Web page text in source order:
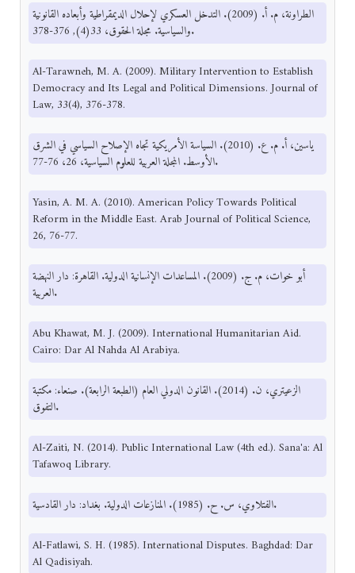
الطراونة، م. أ. (2009). التدخل العسكري لإحلال الديمقراطية وأبعاده القانونية
والسياسية. مجلة الحقوق، 33(4), 376-378.
Al-Tarawneh, M. A. (2009). Military Intervention to Establish
Democracy and Its Legal and Political Dimensions. Journal of
Law, 33(4), 376-378.
ياسين، أ. م. ع. (2010). السياسة الأمريكية تجاه الإصلاح السياسي في الشرق
الأوسط. المجلة العربية للعلوم السياسية، 26، 76-77.
Yasin, A. M. A. (2010). American Policy Towards Political
Reform in the Middle East. Arab Journal of Political Science,
26, 76-77.
أبو خوات، م. ج. (2009). المساعدات الإنسانية الدولية. القاهرة: دار النهضة
العربية.
Abu Khawat, M. J. (2009). International Humanitarian Aid.
Cairo: Dar Al Nahda Al Arabiya.
الزعيتري، ن. (2014). القانون الدولي العام (الطبعة الرابعة). صنعاء: مكتبة
التفوق.
Al-Zaiti, N. (2014). Public International Law (4th ed.). Sana'a: Al
Tafawoq Library.
الفتلاوي، س. ح. (1985). المنازعات الدولية. بغداد: دار القادسية.
Al-Fatlawi, S. H. (1985). International Disputes. Baghdad: Dar
Al Qadisiyah.